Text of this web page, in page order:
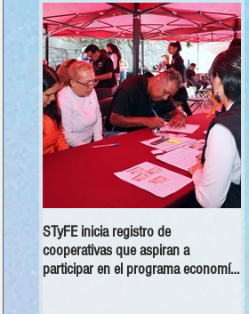
STyFE inicia registro de
cooperativas que aspiran a
participar en el programa economía